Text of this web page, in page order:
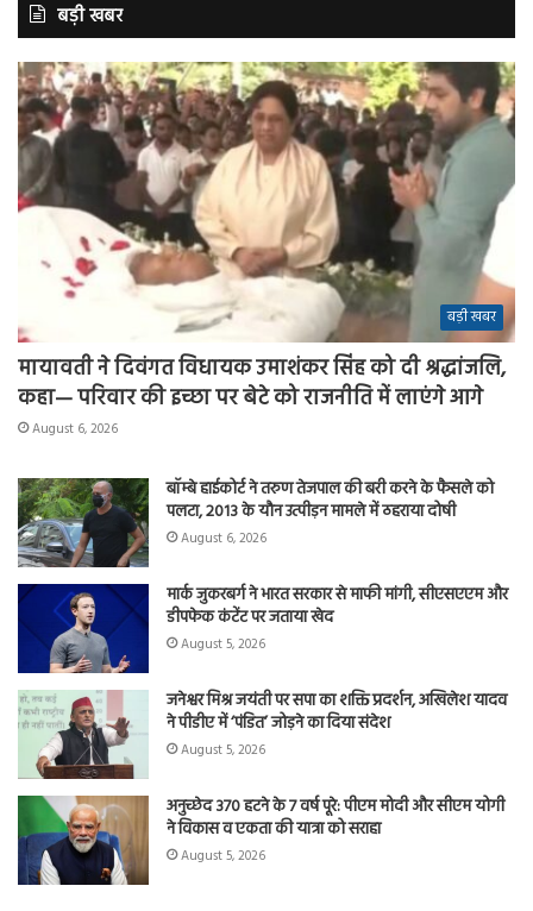
बड़ी खबर
बड़ी खबर
मायावती ने दिवंगत विधायक उमाशंकर सिंह को दी श्रद्धांजलि,
कहा— परिवार की इच्छा पर बेटे को राजनीति में लाएंगे आगे
August 6, 2026
बॉम्बे हाईकोर्ट ने तरुण तेजपाल की बरी करने के फैसले को
पलटा, 2013 के यौन उत्पीड़न मामले में ठहराया दोषी
August 6, 2026
मार्क जुकरबर्ग ने भारत सरकार से माफी मांगी, सीएसएएम और
डीपफेक कंटेंट पर जताया खेद
August 5, 2026
जनेश्वर मिश्र जयंती पर सपा का शक्ति प्रदर्शन, अखिलेश यादव
ने पीडीए में ‘पंडित’ जोड़ने का दिया संदेश
August 5, 2026
अनुच्छेद 370 हटने के 7 वर्ष पूरे: पीएम मोदी और सीएम योगी
ने विकास व एकता की यात्रा को सराहा
August 5, 2026